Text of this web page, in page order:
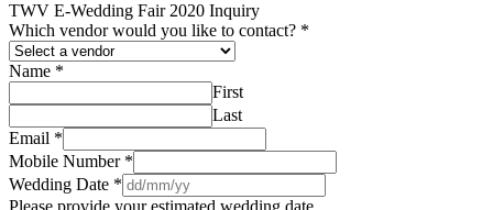
TWV E-Wedding Fair 2020 Inquiry
Which vendor would you like to contact? *
Name *
First
Last
Email *
Mobile Number *
Wedding Date *
Please provide your estimated wedding date